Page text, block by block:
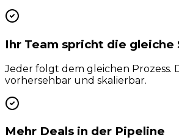
Ihr Team spricht die gleiche
Jeder folgt dem gleichen Prozess.
vorhersehbar und skalierbar.
Mehr Deals in der Pipeline